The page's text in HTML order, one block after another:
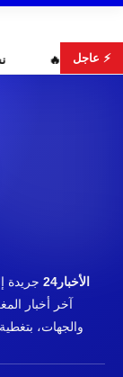
⚡ عاجل
البحث عن هويات
الأخبار24
جريدة
آخر أخبار
والجهات،